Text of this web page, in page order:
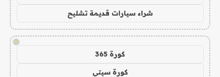
شراء سيارات قديمة تشليح
!
كورة 365
كورة سيتي